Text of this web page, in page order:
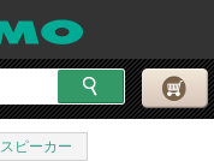
スピーカー